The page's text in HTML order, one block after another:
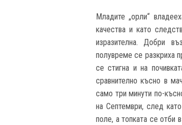
Младите „орли“
качества и като
изразителна. Добри
полувреме се разкриха
се стигна и на
сравнително късно в
само три минути по-
на Септември, след
поле, а топката се отби